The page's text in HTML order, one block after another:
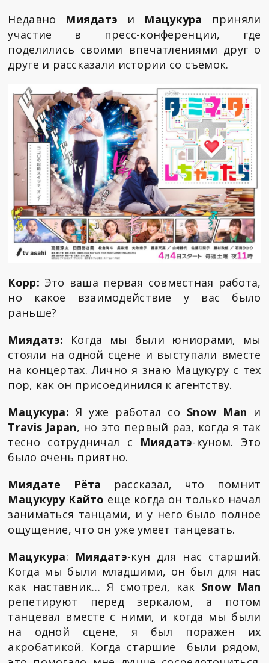
Недавно Миядатэ и Мацукура приняли
участие в пресс-конференции, где
поделились своими впечатлениями друг о
друге и рассказали истории со съемок.
Корр: Это ваша первая совместная работа,
но какое взаимодействие у вас было
раньше?
Миядатэ: Когда мы были юниорами, мы
стояли на одной сцене и выступали вместе
на концертах. Лично я знаю Мацукуру с тех
пор, как он присоединился к агентству.
Мацукура:Я уже работал со Snow Man и
Travis Japan, но это первый раз, когда я так
тесно сотрудничал с Миядатэ-куном. Это
было очень приятно.
Миядате Рёта рассказал, что помнит
Мацукуру Кайто еще когда он только начал
заниматься танцами, и у него было полное
ощущение, что он уже умеет танцевать.
Мацукура: Миядатэ-кун для нас старший.
Когда мы были младшими, он был для нас
как наставник… Я смотрел, как Snow Man
репетируют перед зеркалом, а потом
танцевал вместе с ними, и когда мы были
на одной сцене, я был поражен их
акробатикой. Когда старшие были рядом,